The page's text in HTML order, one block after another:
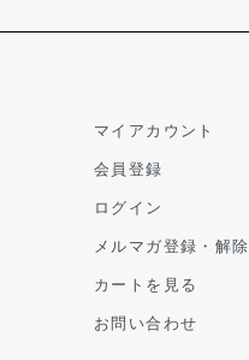
マイアカウント
会員登録
ログイン
メルマガ登録・解除
カートを見る
お問い合わせ